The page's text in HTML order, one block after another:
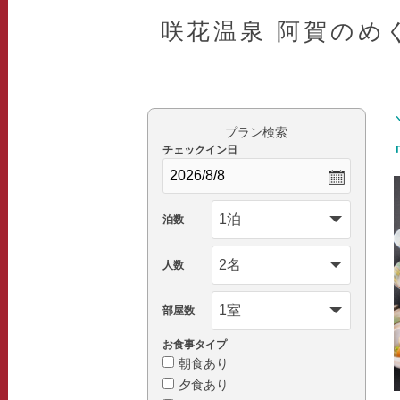
咲花温泉 阿賀のめ
プラン検索
チェックイン日
泊数
人数
部屋数
お食事タイプ
朝食あり
夕食あり